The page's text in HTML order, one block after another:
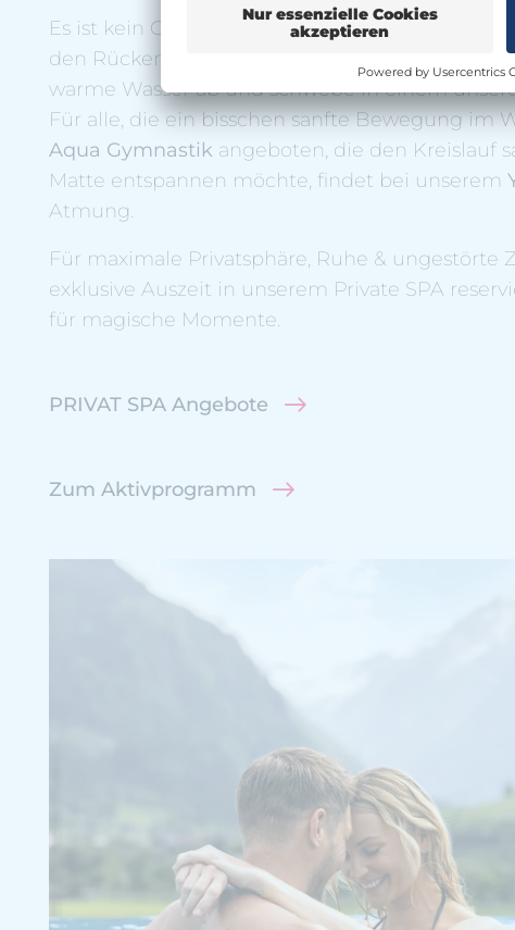
Es ist kein Geheimnis, dass Wasser DAS
den Rücken und schenkt ein Gefühl der
warme Wasser ab und schwebe in einem
Für alle, die ein bisschen sanfte Bewegung im
Aqua Gymnastik angeboten, die den Kreislauf
Matte entspannen möchte, findet bei unserem
Atmung.
Für maximale Privatsphäre, Ruhe &
exklusive Auszeit in unserem Private SPA
für magische Momente.
PRIVAT SPA Angebote
Zum Aktivprogramm